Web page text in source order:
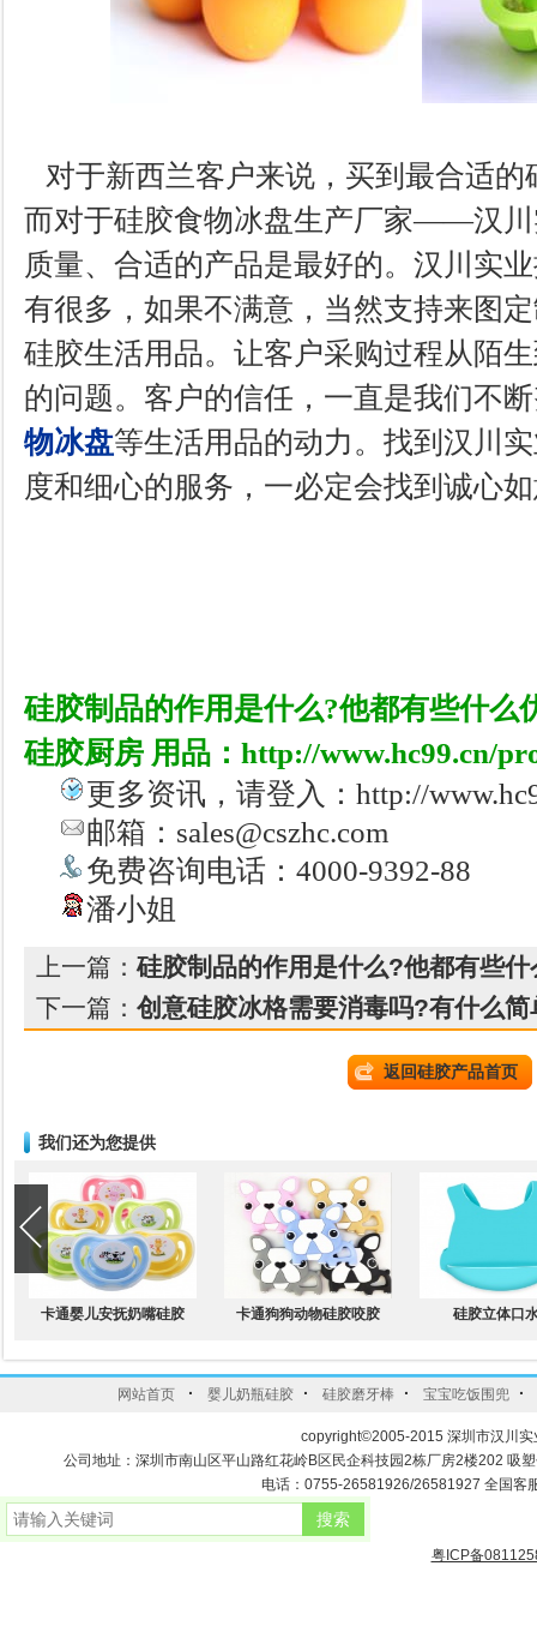
对于新西兰客户来说，买到最合适的
而对于硅胶食物冰盘生产厂家——汉川
质量、合适的产品是最好的。汉川实
有很多，如果不满意，当然支持来图
硅胶生活用品。让客户采购过程从陌
的问题。客户的信任，一直是我们不
物冰盘等生活用品的动力。找到汉川
度和细心的服务，一必定会找到诚心
硅胶制品的作用是什么?他都有些什么
硅胶厨房 用品： http://www.hc99.cn/
更多资讯，请登入：http://
邮箱：sales@cszhc.com
免费咨询电话：4000-9392-88
潘小姐
上一篇： 硅胶制品的作用是什么?他都有些
下一篇： 创意硅胶冰格需要消毒吗?有什么
返回硅胶产品首页
我们还为您提供
卡通婴儿安抚奶嘴硅胶 卡通狗狗动物硅胶咬胶 硅胶立体口
网站首页 · 婴儿奶瓶硅胶 · 硅胶磨牙棒 · 宝宝吃饭围兜 ·
copyright©2005-2015 深圳市汉川
公司地址：深圳市南山区平山路红花岭B区民企科技园2栋厂房2楼202 吸
电话：0755-26581926/26581927 全国客
粤ICP备